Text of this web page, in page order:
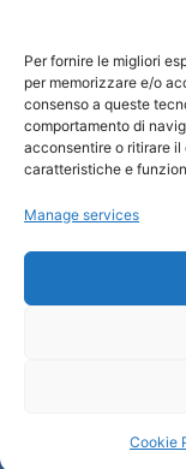
Per fornire le migliori
per memorizzare e/o
consenso a queste
comportamento di
acconsentire o ritirare
caratteristiche e
Manage services
Cookie
Nützliche
Broschüren